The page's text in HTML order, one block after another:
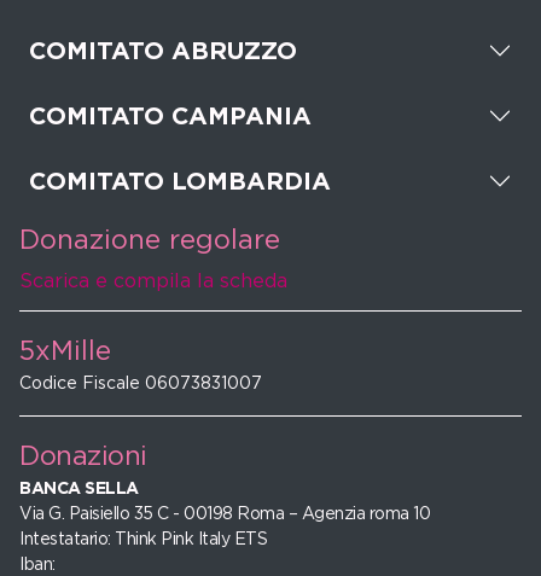
COMITATO ABRUZZO
COMITATO CAMPANIA
COMITATO LOMBARDIA
Donazione regolare
Scarica e compila la scheda
5xMille
Codice Fiscale 06073831007
Donazioni
BANCA SELLA
Via G. Paisiello 35 C - 00198 Roma – Agenzia roma 10
Intestatario: Think Pink Italy ETS
Iban: